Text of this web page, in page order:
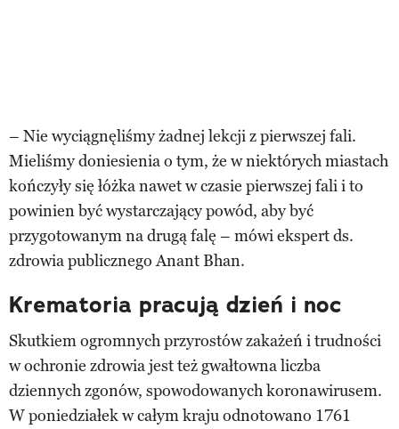
– Nie wyciągnęliśmy żadnej lekcji z pierwszej fali.
Mieliśmy doniesienia o tym, że w niektórych miastach
kończyły się łóżka nawet w czasie pierwszej fali i to
powinien być wystarczający powód, aby być
przygotowanym na drugą falę – mówi ekspert ds.
zdrowia publicznego Anant Bhan.
Krematoria pracują dzień i noc
Skutkiem ogromnych przyrostów zakażeń i trudności
w ochronie zdrowia jest też gwałtowna liczba
dziennych zgonów, spowodowanych koronawirusem.
W poniedziałek w całym kraju odnotowano 1761